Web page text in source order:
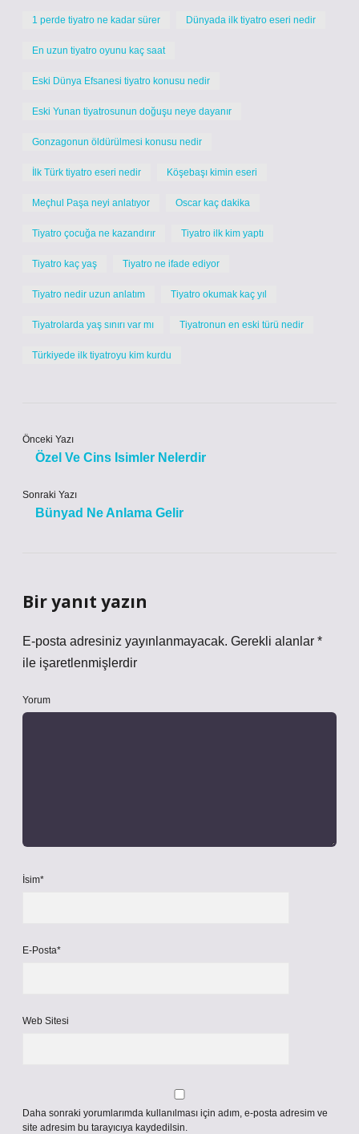
1 perde tiyatro ne kadar sürer Dünyada ilk tiyatro eseri nedir
En uzun tiyatro oyunu kaç saat
Eski Dünya Efsanesi tiyatro konusu nedir
Eski Yunan tiyatrosunun doğuşu neye dayanır
Gonzagonun öldürülmesi konusu nedir
İlk Türk tiyatro eseri nedir Köşebaşı kimin eseri
Meçhul Paşa neyi anlatıyor Oscar kaç dakika
Tiyatro çocuğa ne kazandırır Tiyatro ilk kim yaptı
Tiyatro kaç yaş Tiyatro ne ifade ediyor
Tiyatro nedir uzun anlatım Tiyatro okumak kaç yıl
Tiyatrolarda yaş sınırı var mı Tiyatronun en eski türü nedir
Türkiyede ilk tiyatroyu kim kurdu
Önceki Yazı
Özel Ve Cins Isimler Nelerdir
Sonraki Yazı
Bünyad Ne Anlama Gelir
Bir yanıt yazın
E-posta adresiniz yayınlanmayacak. Gerekli alanlar *
ile işaretlenmişlerdir
Yorum
İsim*
E-Posta*
Web Sitesi
Daha sonraki yorumlarımda kullanılması için adım, e-posta adresim ve
site adresim bu tarayıcıya kaydedilsin.